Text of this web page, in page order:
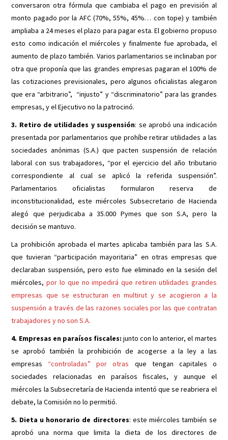
conversaron otra fórmula que cambiaba el pago en previsión al
monto pagado por la AFC (70%, 55%, 45%… con tope) y también
ampliaba a 24 meses el plazo para pagar esta. El gobierno propuso
esto como indicación el miércoles y finalmente fue aprobada, el
aumento de plazo también. Varios parlamentarios se inclinaban por
otra que proponía que las grandes empresas pagaran el 100% de
las cotizaciones previsionales, pero algunos oficialistas alegaron
que era “arbitrario”, “injusto” y “discriminatorio” para las grandes
empresas, y el Ejecutivo no la patrocinó.
3. Retiro de utilidades y suspensión: se aprobó una indicación
presentada por parlamentarios que prohíbe retirar utilidades a las
sociedades anónimas (S.A.) que pacten suspensión de relación
laboral con sus trabajadores, “por el ejercicio del año tributario
correspondiente al cual se aplicó la referida suspensión”.
Parlamentarios oficialistas formularon reserva de
inconstitucionalidad, este miércoles Subsecretario de Hacienda
alegó que perjudicaba a 35.000 Pymes que son S.A, pero la
decisión se mantuvo.
La prohibición aprobada el martes aplicaba también para las S.A.
que tuvieran “participación mayoritaria” en otras empresas que
declaraban suspensión, pero esto fue eliminado en la sesión del
miércoles,por lo que no impedirá que retiren utilidades grandes
empresas que se estructuran en multirut y se acogieron a la
suspensión a través de las razones sociales por las que contratan
trabajadores y no son S.A.
4. Empresas en paraísos fiscales: junto con lo anterior, el martes
se aprobó también la prohibición de acogerse a la ley a las
empresas “controladas” por otras que tengan capitales o
sociedades relacionadas en paraísos fiscales, y aunque el
miércoles la Subsecretaría de Hacienda intentó que se reabriera el
debate, la Comisión no lo permitió.
5. Dieta u honorario de directores: este miércoles también se
aprobó una norma que limita la dieta de los directores de